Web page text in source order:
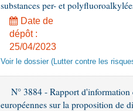
substances per- et
Date de
dépôt :
25/04/2023
Voir le dossier (Lutter contre les
N° 3884 - Rapport
européennes sur la proposition de